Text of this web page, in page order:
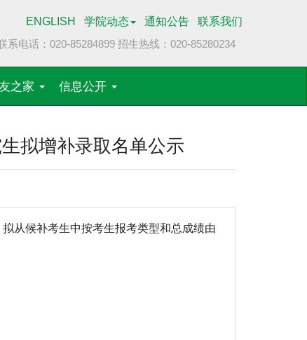
ENGLISH 学院动态 通知公告
联系我们
系电话：020-85284899 招生热线：020-85280234
之家 信息公开
拟增补录取名单公示
从候补考生中按考生报考类型和总成绩由